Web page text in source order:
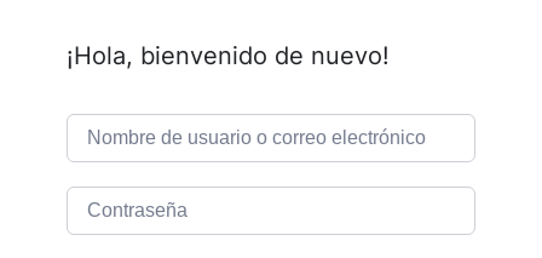
¡Hola, bienvenido de nuevo!